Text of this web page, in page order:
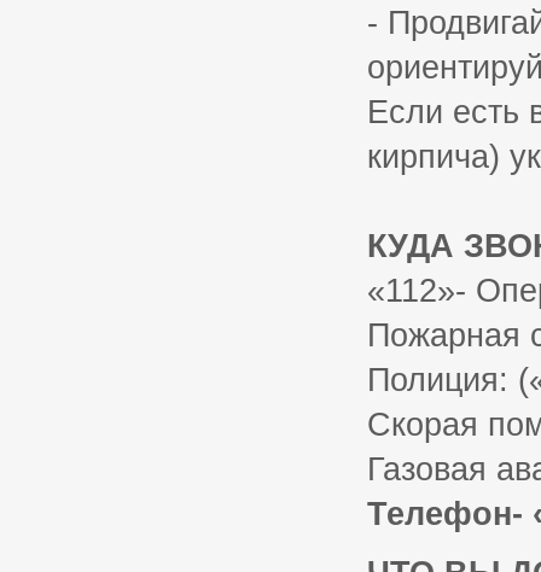
-
Если есть
кирпича)
КУДА
«112»-
Пожарная
Полиция:
Скорая
Газовая
Телефон-